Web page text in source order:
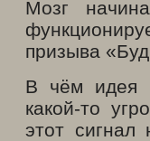
Мозг
призыва
В чём идея
какой-то
этот сигнал